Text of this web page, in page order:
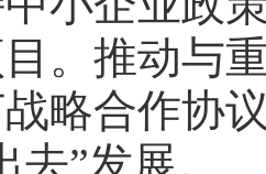
。推动与
略合作协
去”发展。